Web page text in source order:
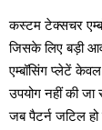
कस्टम टेक्सचर
जिसके लिए बड़ी
एम्बॉसिंग प्लेटें
उपयोग नहीं की
जब पैटर्न जटिल हो